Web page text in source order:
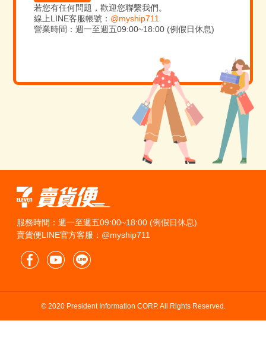
若您有任何問題，歡迎您聯繫我們。
線上LINE客服帳號： @myship711
營業時間：週一至週五09:00~18:00 (例假日休息)
服務時間：週一至週五09:00~18:00 (例假日休息)
賣貨便LINE官方客服：@myship711
© 2020 President Information CORP. All Rights Reserved.